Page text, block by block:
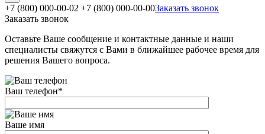
+7 (800) 000-00-02 +7 (800) 000-00-00Заказать звонок
Заказать звонок
Оставьте Ваше сообщение и контактные данные и наши
специалисты свяжутся с Вами в ближайшее рабочее время для
решения Вашего вопроса.
Ваш телефон*
Ваше имя